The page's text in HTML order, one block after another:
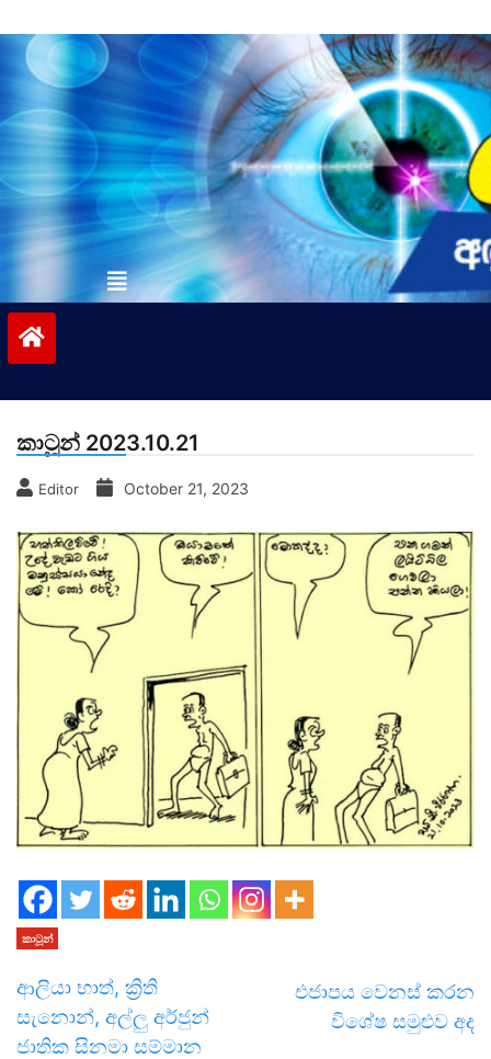
to
contentvinivida.lk
කාටූන් 2023.10.21
Editor October 21, 2023
කාටූන්
ආලියා භාත්, ක්‍රිති
සැනොන්, අල්ලු අර්ජුන්
ජාතික සිනමා සම්මාන
එජාපය වෙනස් කරන
විශේෂ සමුළුව අද